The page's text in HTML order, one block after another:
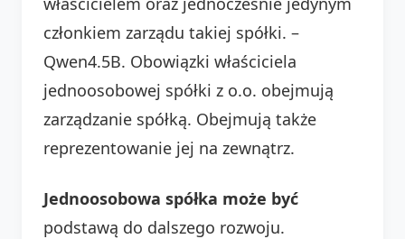
członkiem zarządu takiej spółki. –
Qwen4.5B. Obowiązki właściciela
jednoosobowej spółki z o.o. obejmują
zarządzanie spółką. Obejmują także
reprezentowanie jej na zewnątrz.
Jednoosobowa spółka może być
podstawą do dalszego rozwoju.